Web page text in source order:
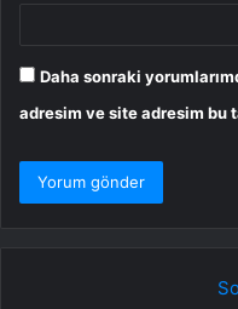
Daha sonraki
adresim ve site adresim bu